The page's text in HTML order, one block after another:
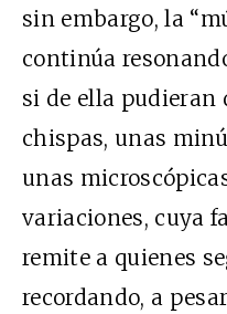
sin embargo, la
continúa
si de ella pudieran
chispas, unas
unas
variaciones, cuya
remite a quienes
recordando, a